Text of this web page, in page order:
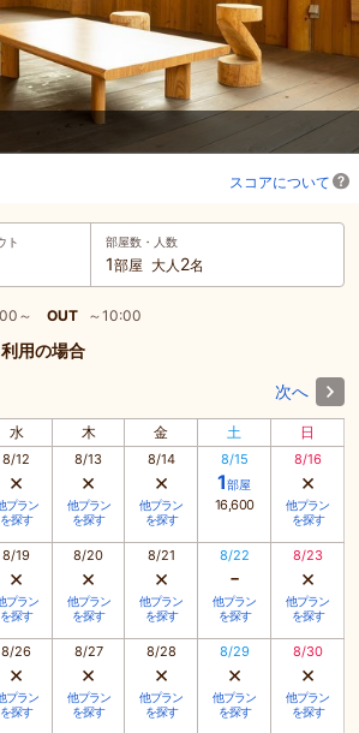
スコアについて
ト 部屋数・人数
1部屋 大人 2名
～ OUT ～10:00
用の場合
次へ
水 木 金 土 日
8/12
×
プラン
を探す
8/13
×
他プラン
を探す
8/14
×
他プラン
を探す
8/15
1部屋
16,600
8/16
×
他プラン
を探す
8/19
×
プラン
を探す
8/20
×
他プラン
を探す
8/21
×
他プラン
を探す
8/22
-
他プラン
を探す
8/23
×
他プラン
を探す
8/26
×
プラン
を探す
8/27
×
他プラン
を探す
8/28
×
他プラン
を探す
8/29
×
他プラン
を探す
8/30
×
他プラン
を探す